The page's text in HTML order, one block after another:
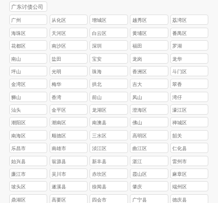
广东讨债公司
广州 从化区 增城区 越秀区 荔湾区
海珠区 天河区 白云区 黄埔区 番禺区
花都区 南沙区 深圳 福田 罗湖
南山 盐田 宝安 龙岗 龙华
坪山 光明 珠海 香洲区 斗门区
金湾区 梅华 拱北 吉大 翠香
狮山 香湾 前山 凤山 湾仔
汕头 金平区 龙湖区 澄海区 濠江区
‌潮阳区 ‌潮南区 南澳县 佛山 禅城区
南海区 顺德区 三水区 高明区 韶关
乐昌市 南雄市 浈江区 ‌曲江区 ‌仁化县
始兴县 翁源县 ‌新丰县 湛江 雷州市‌
‌‌廉江市‌ ‌‌吴川市 赤坎区‌ ‌霞山区‌ ‌麻章区‌
‌坡头区‌ ‌遂溪县‌ ‌徐闻县 肇庆 ‌端州区
鼎湖区 高要区 四会市 广宁县 德庆县